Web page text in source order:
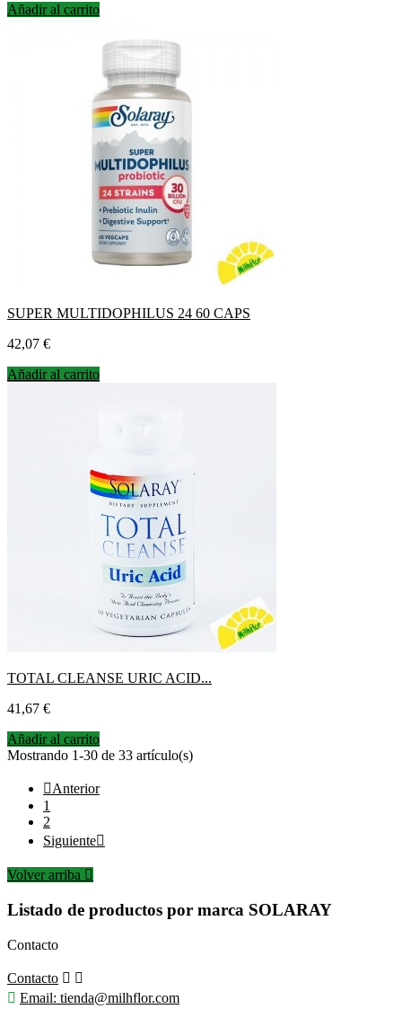
Añadir al carrito
SUPER MULTIDOPHILUS 24 60 CAPS
Precio
42,07 €
Añadir al carrito
TOTAL CLEANSE URIC ACID...
Precio
41,67 €
Añadir al carrito
Mostrando 1-30 de 33 artículo(s)
Anterior
1
2
Siguiente
Volver arriba 
Listado de productos por marca SOLARAY
Contacto
Contacto  
 Email: tienda@milhflor.com